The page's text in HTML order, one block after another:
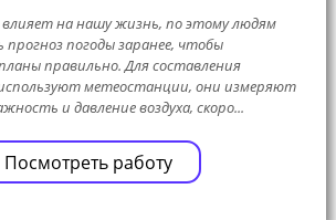
на нашу жизнь, по этому людям
прогноз погоды заранее, чтобы
правильно. Для составления
метеостанции, они измеряют
и давление воздуха, скоро...
Посмотреть работу